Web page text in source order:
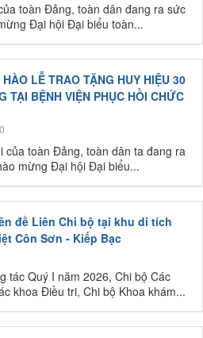
toàn Đảng, toàn dân đang ra sức
Đại hội Đại biểu toàn...
LỄ TRAO TẶNG HUY HIỆU 30
TẠI BỆNH VIỆN PHỤC HỒI CHỨC
0
của toàn Đảng, toàn dân ta đang ra
mừng Đại hội Đại biểu...
đề Liên Chi bộ tại khu di tích
Côn Sơn - Kiếp Bạc
tác Quý I năm 2026, Chi bộ Các
khoa Điều tri, Chi bộ Khoa khám...